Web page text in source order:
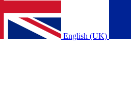
English (UK)